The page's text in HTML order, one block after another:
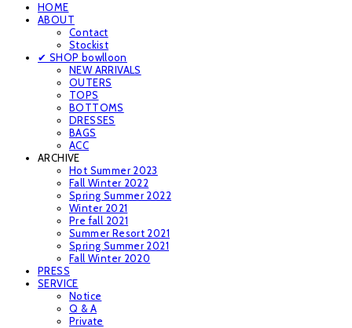
HOME
ABOUT
Contact
Stockist
✔ SHOP bowlloon
NEW ARRIVALS
OUTERS
TOPS
BOTTOMS
DRESSES
BAGS
ACC
ARCHIVE
Hot Summer 2023
Fall Winter 2022
Spring Summer 2022
Winter 2021
Pre fall 2021
Summer Resort 2021
Spring Summer 2021
Fall Winter 2020
PRESS
SERVICE
Notice
Q & A
Private